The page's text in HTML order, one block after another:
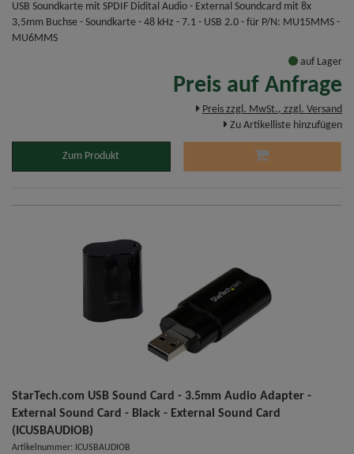
USB Soundkarte mit SPDIF Didital Audio - External Soundcard mit 8x
3,5mm Buchse - Soundkarte - 48 kHz - 7.1 - USB 2.0 - für P/N: MU15MMS -
MU6MMS
auf Lager
Preis auf Anfrage
Preis zzgl. MwSt., zzgl. Versand
Zu Artikelliste hinzufügen
Zum Produkt
StarTech.com USB Sound Card - 3.5mm Audio Adapter -
External Sound Card - Black - External Sound Card
(ICUSBAUDIOB)
Artikelnummer: ICUSBAUDIOB